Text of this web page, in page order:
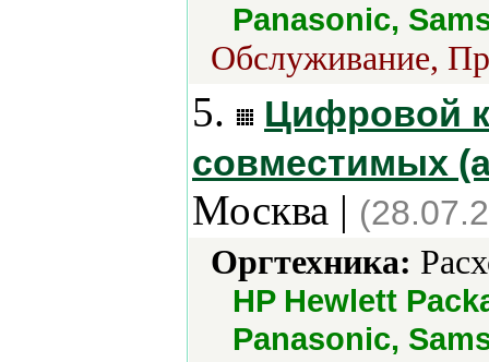
Panasonic,
Обслуживание,
5.
Цифровой
совместимых
Москва |
Оргтехника:
HP Hewlett
Panasonic,